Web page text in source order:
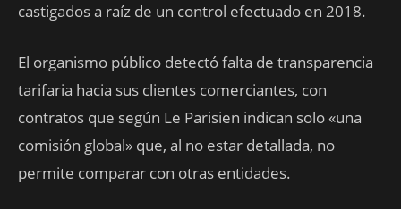
castigados a raíz de un control efectuado en 2018.
El organismo público detectó falta de transparencia
tarifaria hacia sus clientes comerciantes, con
contratos que según Le Parisien indican solo «una
comisión global» que, al no estar detallada, no
permite comparar con otras entidades.